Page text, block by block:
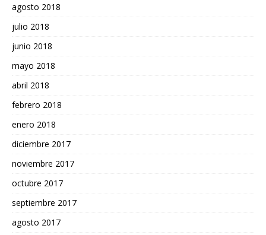
agosto 2018
julio 2018
junio 2018
mayo 2018
abril 2018
febrero 2018
enero 2018
diciembre 2017
noviembre 2017
octubre 2017
septiembre 2017
agosto 2017